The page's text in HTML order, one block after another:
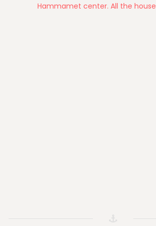
Hammamet center. All the house